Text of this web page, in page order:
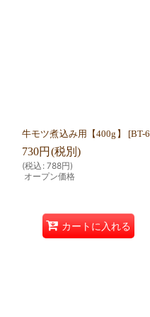
牛モツ煮込み用【400g】 [BT-6
730円 (税別)
(税込 : 788円)
オープン価格
カートに入れる